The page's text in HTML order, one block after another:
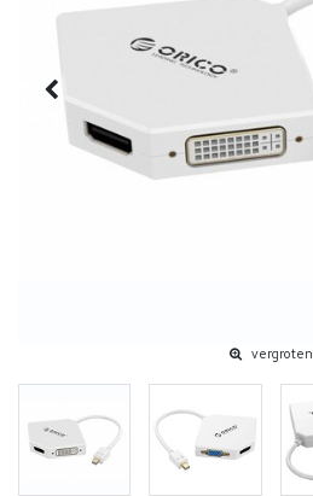
vergroten